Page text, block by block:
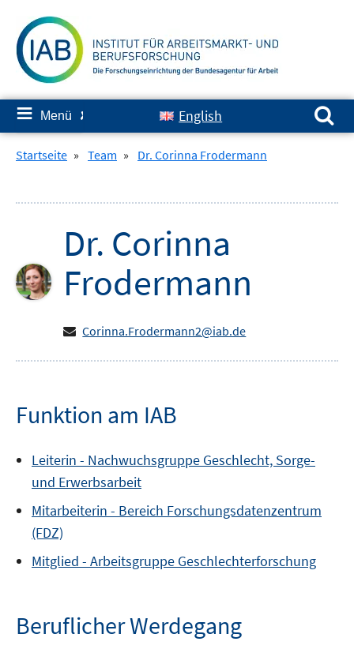
zum
Inhalt
≡ Menü ✘ English
Suchen nach:
Startseite » Team » Dr. Corinna Frodermann
Dr. Corinna
Frodermann
Corinna.Frodermann2@iab.de
Funktion am IAB
Leiterin - Nachwuchsgruppe Geschlecht, Sorge-
und Erwerbsarbeit
Mitarbeiterin - Bereich Forschungsdatenzentrum
(FDZ)
Mitglied - Arbeitsgruppe Geschlechterforschung
Beruflicher Werdegang